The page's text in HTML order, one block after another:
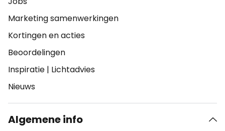
Marketing samenwerkingen
Kortingen en acties
Beoordelingen
Inspiratie | Lichtadvies
Nieuws
Algemene info